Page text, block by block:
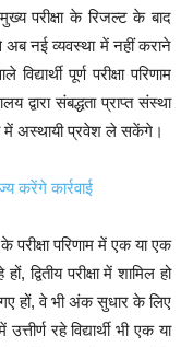
परीक्षा के रिजल्ट के बाद
अब नई व्यवस्था में नहीं कराने
पूर्ण परीक्षा परिणाम
द्वारा संबद्धता प्राप्त संस्था
में अस्थायी प्रवेश ले सकेंगे।
करेंगे कार्रवाई
परीक्षा परिणाम में एक या एक
द्वितीय परीक्षा में शामिल हो
गए हों, वे भी अंक सुधार के लिए
रहे विद्यार्थी भी एक या